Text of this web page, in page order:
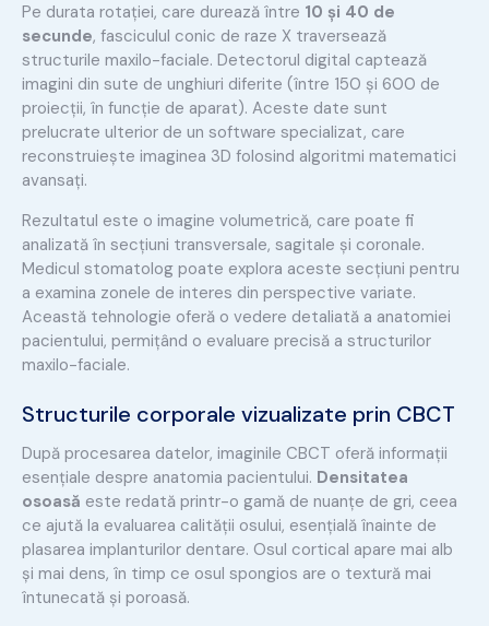
Pe durata rotației, care durează între 10 și 40 de
secunde, fasciculul conic de raze X traversează
structurile maxilo-faciale. Detectorul digital captează
imagini din sute de unghiuri diferite (între 150 și 600 de
proiecții, în funcție de aparat). Aceste date sunt
prelucrate ulterior de un software specializat, care
reconstruiește imaginea 3D folosind algoritmi matematici
avansați.
Rezultatul este o imagine volumetrică, care poate fi
analizată în secțiuni transversale, sagitale și coronale.
Medicul stomatolog poate explora aceste secțiuni pentru
a examina zonele de interes din perspective variate.
Această tehnologie oferă o vedere detaliată a anatomiei
pacientului, permițând o evaluare precisă a structurilor
maxilo-faciale.
Structurile corporale vizualizate prin CBCT
După procesarea datelor, imaginile CBCT oferă informații
esențiale despre anatomia pacientului. Densitatea
osoasă este redată printr-o gamă de nuanțe de gri, ceea
ce ajută la evaluarea calității osului, esențială înainte de
plasarea implanturilor dentare. Osul cortical apare mai alb
și mai dens, în timp ce osul spongios are o textură mai
întunecată și poroasă.